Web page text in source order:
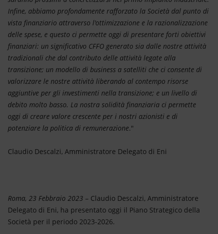
Infine, abbiamo profondamente rafforzato la Società dal punto di
vista finanziario attraverso l'ottimizzazione e la razionalizzazione
delle spese, e questo ci permette oggi di presentare forti obiettivi
finanziari: un significativo CFFO generato sia dalle nostre attività
tradizionali che dal contributo delle attività legate alla
transizione; un modello di business a satelliti che ci consente di
valorizzare le nostre attività liberando al contempo risorse
aggiuntive per gli investimenti nella transizione; e un livello di
debito molto basso. La nostra solidità finanziaria ci permette
oggi di creare valore crescente per i nostri azionisti e di
potenziare la politica di remunerazione."
Claudio Descalzi, Amministratore Delegato di Eni
Roma, 23 Febbraio 2023 – Claudio Descalzi, Amministratore
Delegato di Eni, ha presentato oggi il Piano Strategico della
Società per il periodo 2023-2026.